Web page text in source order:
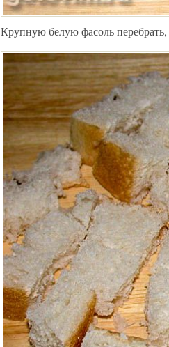
Крупную белую фасоль